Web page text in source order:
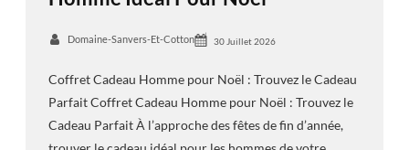
Domaine-Sanvers-Et-Cotton 30 Juillet 2026
Coffret Cadeau Homme pour Noël : Trouvez le Cadeau
Parfait Coffret Cadeau Homme pour Noël : Trouvez le
Cadeau Parfait À l’approche des fêtes de fin d’année,